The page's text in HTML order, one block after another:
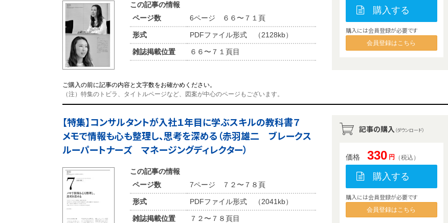
この記事の情報
ページ数
6ページ ６６〜７１頁
形式 PDFファイル形式 （2128kb）
雑誌掲載位置 ６６〜７１頁目
ご購入の前に記事の内容と文字数をお確かめください。
（注）特集のトビラ、タイトルページなど、図案が中心のページもございます。
購入する
購入には会員登録が必要です
会員登録はこちら
【特集】コンサルタントが入社１年目に学ぶスキルの教科書７
メモで情報も心も整理し、思考を深める（赤羽雄二 ブレークス
ルーパートナーズ マネージングディレクター）
この記事の情報
ページ数
7ページ ７２〜７８頁
形式 PDFファイル形式 （2041kb）
雑誌掲載位置 ７２〜７８頁目
記事の購入 （ダウンロード）
価格 330 円（税込）
購入する
購入には会員登録が必要です
会員登録はこちら